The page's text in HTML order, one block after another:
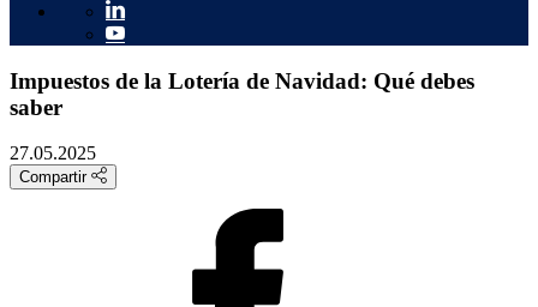
Impuestos de la Lotería de Navidad: Qué debes
saber
27.05.2025
Compartir